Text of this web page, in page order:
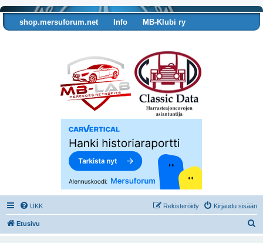
shop.mersuforum.net Info
MB-Klubi ry
UKK Kirjaudu sisään
Rekisteröidy
Etusivu